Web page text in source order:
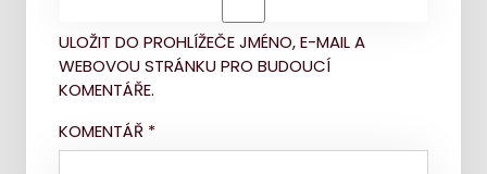
ULOŽIT DO PROHLÍŽEČE JMÉNO, E-MAIL A
WEBOVOU STRÁNKU PRO BUDOUCÍ
KOMENTÁŘE.
KOMENTÁŘ *